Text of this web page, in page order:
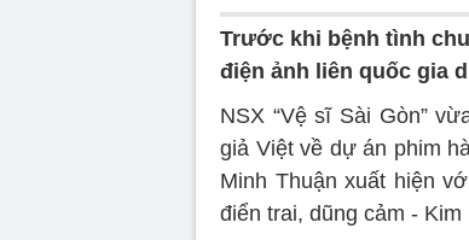
Trước khi bệnh tình
điện ảnh liên quốc gia
NSX “Vệ sĩ Sài Gòn”
giả Việt về dự án phim
Minh Thuận xuất hiện
điển trai, dũng cảm -